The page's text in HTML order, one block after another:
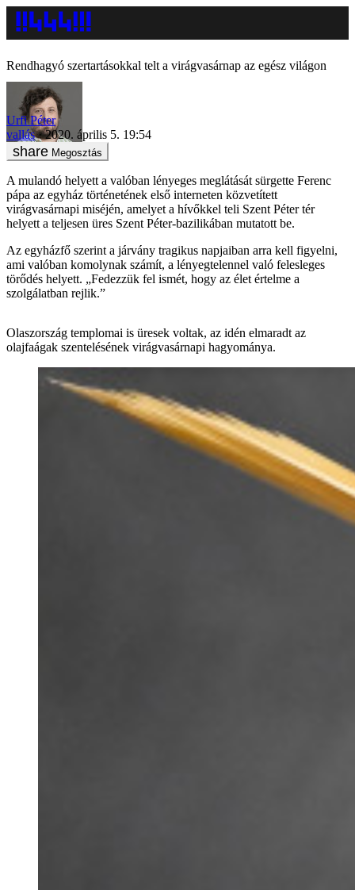
Rendhagyó szertartásokkal telt a virágvasárnap az egész világon
Urfi Péter
vallás
2020. április 5. 19:54
Megosztás
A mulandó helyett a valóban lényeges meglátását sürgette Ferenc
pápa az egyház történetének első interneten közvetített
virágvasárnapi miséjén, amelyet a hívőkkel teli Szent Péter tér
helyett a teljesen üres Szent Péter-bazilikában mutatott be.
Az egyházfő szerint a járvány tragikus napjaiban arra kell figyelni,
ami valóban komolynak számít, a lényegtelennel való felesleges
törődés helyett. „Fedezzük fel ismét, hogy az élet értelme a
szolgálatban rejlik.”
Olaszország templomai is üresek voltak, az idén elmaradt az
olajfaágak szentelésének virágvasárnapi hagyománya.